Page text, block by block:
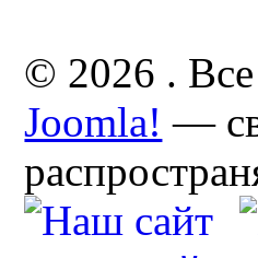
© 2026 .
Joomla! —